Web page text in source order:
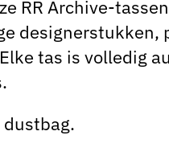
RR Archive-
designerstukken,
tas is volledig